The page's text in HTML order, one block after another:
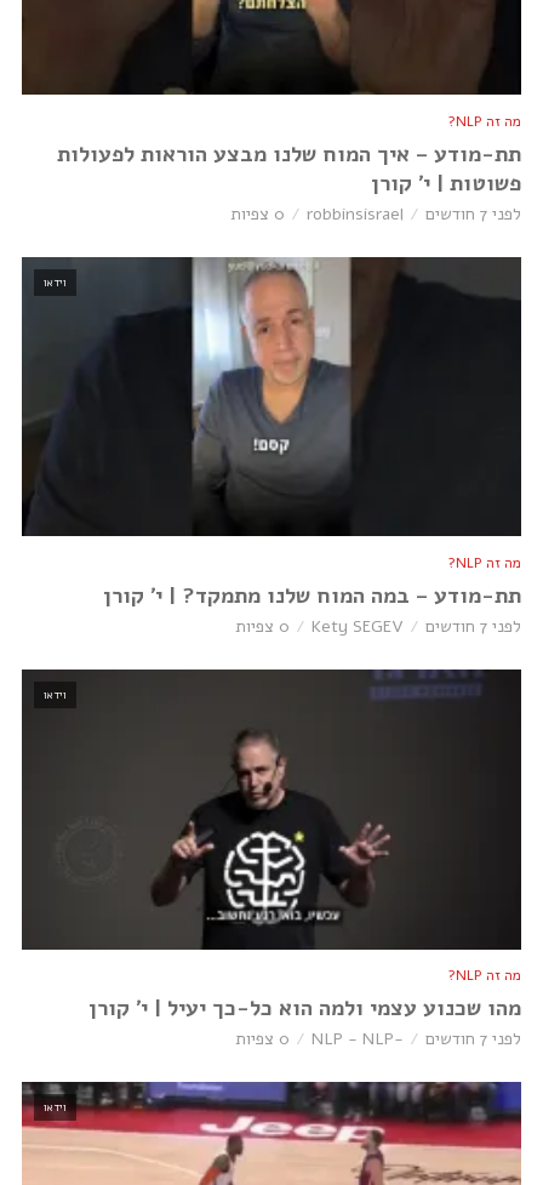
מה זה NLP?
תת-מודע – איך המוח שלנו מבצע הוראות לפעולות
פשוטות | י׳ קורן
לפני 7 חודשים robbinsisrael 0 צפיות
וידאו
מה זה NLP?
תת-מודע – במה המוח שלנו מתמקד? | י׳ קורן
לפני 7 חודשים Kety SEGEV 0 צפיות
וידאו
מה זה NLP?
מהו שכנוע עצמי ולמה הוא כל-כך יעיל | י׳ קורן
לפני 7 חודשים -NLP - NLP 0 צפיות
וידאו